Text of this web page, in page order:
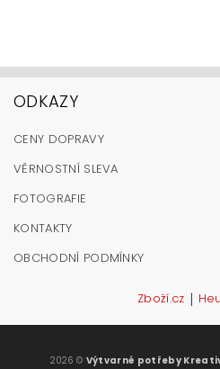
ODKAZY
CENY DOPRAVY
VĚRNOSTNÍ SLEVA
FOTOGRAFIE
KONTAKTY
OBCHODNÍ PODMÍNKY
Zboží.cz |
2026 © Výtvarné potřeby